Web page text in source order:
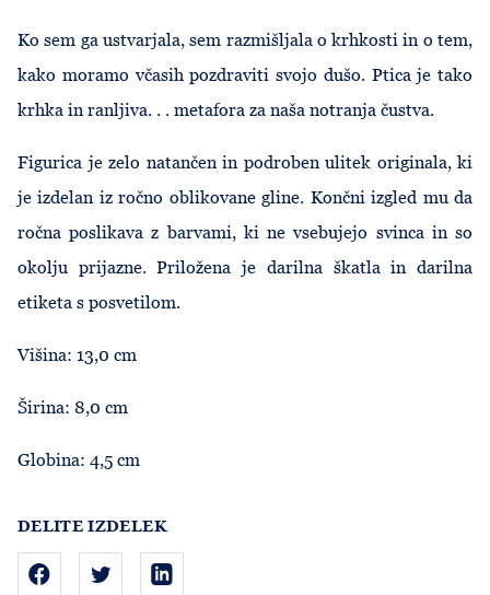
DELITE IZDELEK
Ko sem ga ustvarjala, sem razmišljala o krhkosti in o tem,
kako moramo včasih pozdraviti svojo dušo. Ptica je tako
krhka in ranljiva. . . metafora za naša notranja čustva.
Figurica je zelo natančen in podroben ulitek originala, ki
je izdelan iz ročno oblikovane gline. Končni izgled mu da
ročna poslikava z barvami, ki ne vsebujejo svinca in so
okolju prijazne. Priložena je darilna škatla in darilna
etiketa s posvetilom.
Višina: 13,0 cm
Širina: 8,0 cm
Globina: 4,5 cm